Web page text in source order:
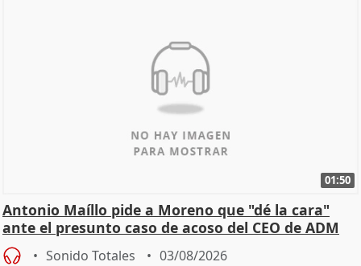
01:50
Antonio Maíllo pide a Moreno que "dé la cara"
ante el presunto caso de acoso del CEO de ADM
Sonido Totales 03/08/2026